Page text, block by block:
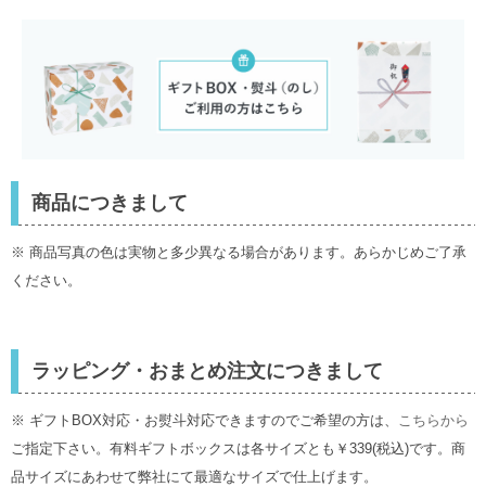
商品につきまして
※ 商品写真の色は実物と多少異なる場合があります。あらかじめご了承
ください。
ラッピング・おまとめ注文につきまして
※ ギフトBOX対応・お熨斗対応できますのでご希望の方は、
こちらから
ご指定下さい。有料ギフトボックスは各サイズとも￥339(税込)です。商
品サイズにあわせて弊社にて最適なサイズで仕上げます。